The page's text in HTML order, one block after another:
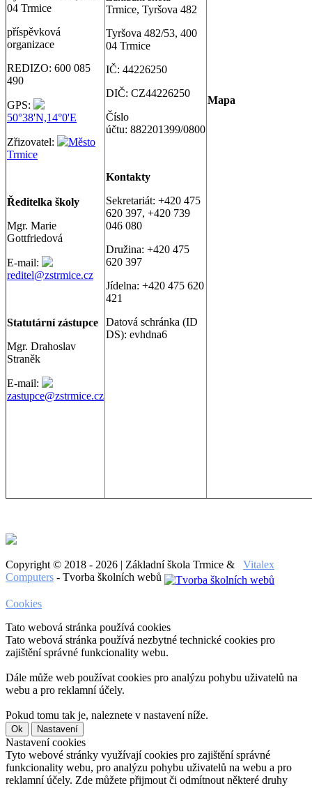
04 Trmice
příspěvková
organizace
REDIZO: 600 085
490
GPS:
50°38'N,14°0'E
Zřizovatel:
Město
Trmice
Ředitelka školy
Mgr. Marie
Gottfriedová
E-mail:
reditel@zstrmice.cz
Statutární zástupce
Mgr. Drahoslav
Straněk
E-mail:
zastupce@zstrmice.cz
Trmice, Tyršova 482
Tyršova 482/53, 400
04 Trmice
IČ: 44226250
DIČ: CZ44226250
Číslo
účtu: 882201399/0800
Kontakty
Sekretariát: +420 475
620 397, +420 739
046 080
Družina: +420 475
620 397
Jídelna: +420 475 620
421
Datová schránka (ID
DS): evhdna6
Mapa
Copyright © 2018 - 2026 | Základní škola Trmice & Vitalex
Computers - Tvorba školních webů
Cookies
Tato webová stránka používá cookies
Tato webová stránka používá nezbytné technické cookies pro
zajištění správné funkcionality webu.
Dále může web používat cookies pro analýzu pohybu uživatelů na
webu a pro reklamní účely.
Pokud tomu tak je, naleznete v nastavení níže.
Ok Nastavení
Nastavení cookies
Tyto webové stránky využívají cookies pro zajištění správné
funkcionality webu, pro analýzu pohybu uživatelů na webu a pro
reklamní účely. Zde můžete přijmout či odmítnout některé druhy